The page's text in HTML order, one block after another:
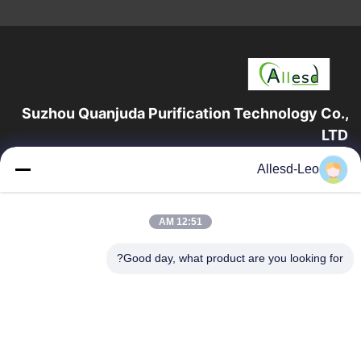
Suzhou Quanjuda Purification Technology Co.,
LTD
16 سال تجربه، به عنوان یک تولید کننده و صادر کننده پیشرو محصولات
صفحه اصلی
محصولات
Allesd-Leo
12:51 AM
Good day, what product are you looking for?